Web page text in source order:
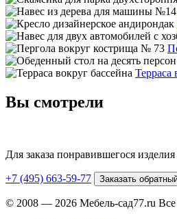
Терраса
Вы смотрели
Для заказа понравившегося
+7 (495) 663-59-77 Заказать
© 2008 — 2026 Мебель-сад77.ru